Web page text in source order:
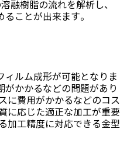
融樹脂の流れを解析し、
ことが出来ます。
ィルム成形が可能となりま
がかかるなどの問題があり
に費用がかかるなどのコス
に応じた適正な加工が重要
加工精度に対応できる金型